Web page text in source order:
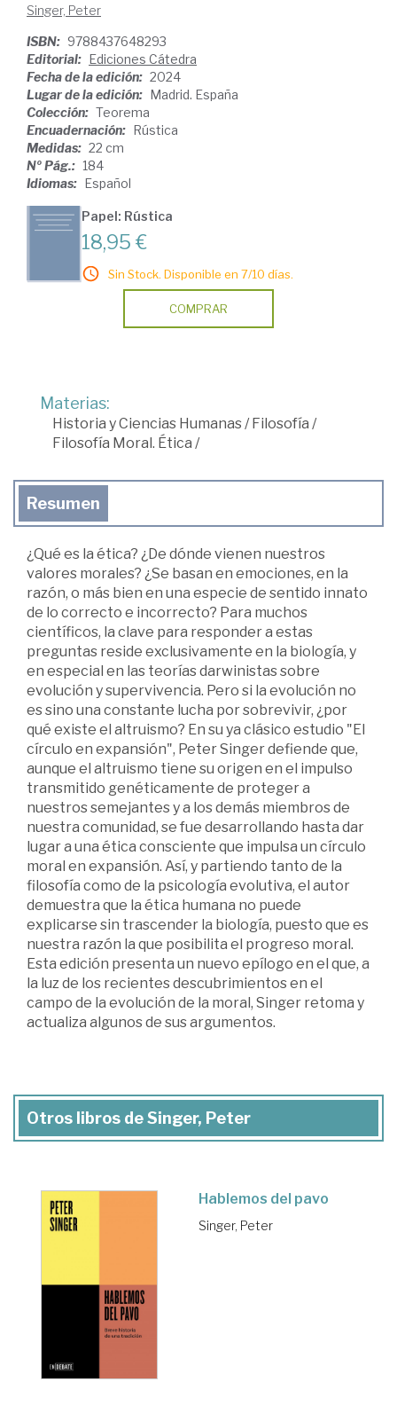
Singer, Peter
ISBN: 9788437648293
Editorial: Ediciones Cátedra
Fecha de la edición: 2024
Lugar de la edición: Madrid. España
Colección: Teorema
Encuadernación: Rústica
Medidas: 22 cm
Nº Pág.: 184
Idiomas: Español
Papel: Rústica
18,95 €
Sin Stock. Disponible en 7/10 días.
COMPRAR
Materias:
Historia y Ciencias Humanas/Filosofía /
Filosofía Moral. Ética /
Resumen
¿Qué es la ética? ¿De dónde vienen nuestros
valores morales? ¿Se basan en emociones, en la
razón, o más bien en una especie de sen­tido innato
de lo correcto e incorrecto? Para muchos
científicos, la clave para responder a estas
preguntas reside exclusivamente en la biología, y
en especial en las teorías darwinistas sobre
evolución y superviven­cia. Pero si la evolución no
es sino una constante lu­cha por sobrevivir, ¿por
qué existe el altruismo? En su ya clásico estudio "El
círculo en expansión", Peter Singer defiende que,
aunque el altruismo tiene su origen en el impulso
transmitido genéticamente de proteger a
nuestros semejantes y a los demás miembros de
nuestra comunidad, se fue desarrollando has­ta dar
lugar a una ética consciente que impulsa un círculo
moral en expansión. Así, y partiendo tanto de la
filosofía como de la psicología evolutiva, el autor
demuestra que la ética humana no puede
explicarse sin trascender la biología, puesto que es
nuestra razón la que posibilita el progreso moral.
Esta edición presenta un nuevo epílogo en el que, a
la luz de los recientes descubrimientos en el
campo de la evolución de la moral, Singer retoma y
actualiza algunos de sus argumentos.
Otros libros de Singer, Peter
Hablemos del pavo
Singer, Peter